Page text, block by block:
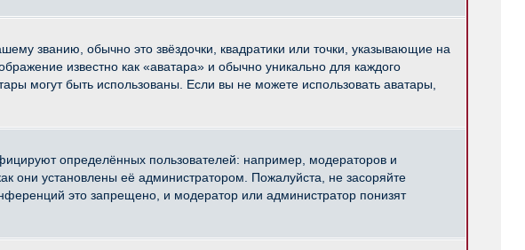
званию, обычно это звёздочки, квадратики или точки, указывающие на
известно как «аватара» и обычно уникально для каждого
могут быть использованы. Если вы не можете использовать аватары,
определённых пользователей: например, модераторов и
они установлены её администратором. Пожалуйста, не засоряйте
это запрещено, и модератор или администратор понизят